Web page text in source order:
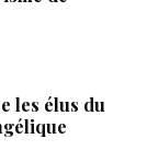
les élus du